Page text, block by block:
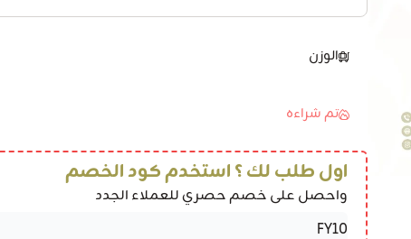
الوزن
تم شراءه
اول طلب لك ؟ استخدم كود الخصم
واحصل على خصم حصري للعملاء الجدد